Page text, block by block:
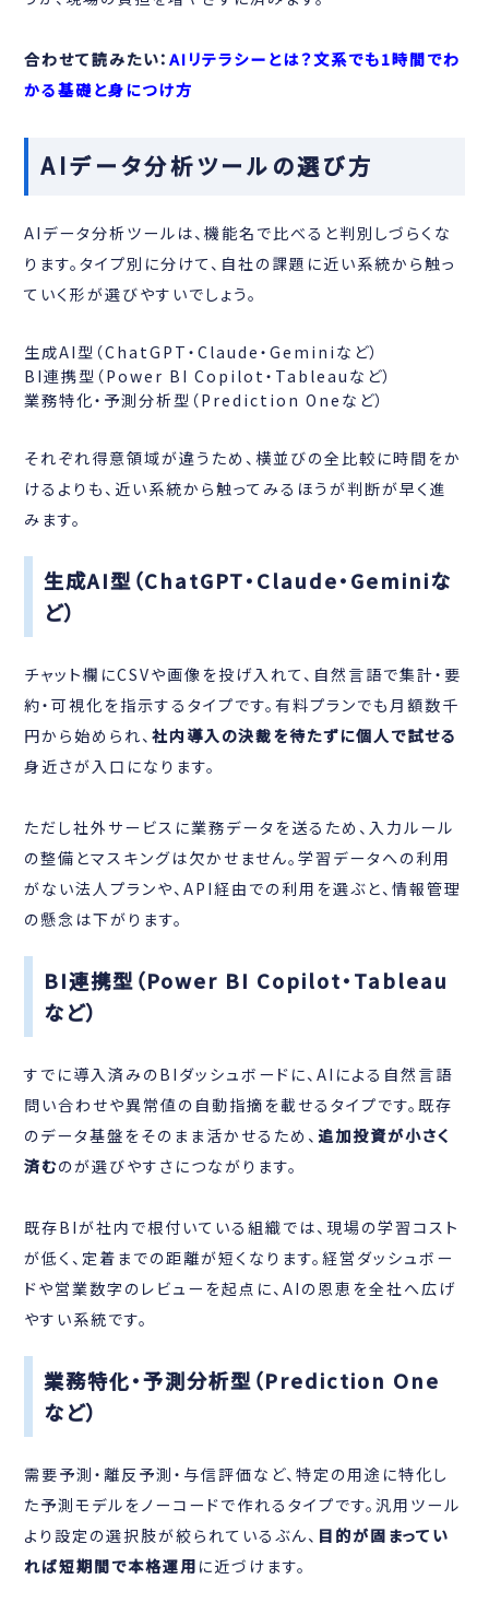
合わせて読みたい：AIリテラシーとは？文系でも1時間でわ
かる基礎と身につけ方
AIデータ分析ツールの選び方
AIデータ分析ツールは、機能名で比べると判別しづらくな
ります。タイプ別に分けて、自社の課題に近い系統から触っ
ていく形が選びやすいでしょう。
生成AI型（ChatGPT・Claude・Geminiなど）
BI連携型（Power BI Copilot・Tableauなど）
業務特化・予測分析型（Prediction Oneなど）
それぞれ得意領域が違うため、横並びの全比較に時間をか
けるよりも、近い系統から触ってみるほうが判断が早く進
みます。
生成AI型（ChatGPT・Claude・Geminiな
ど）
チャット欄にCSVや画像を投げ入れて、自然言語で集計・要
約・可視化を指示するタイプです。有料プランでも月額数千
円から始められ、社内導入の決裁を待たずに個人で試せる
身近さが入口になります。
ただし社外サービスに業務データを送るため、入力ルール
の整備とマスキングは欠かせません。学習データへの利用
がない法人プランや、API経由での利用を選ぶと、情報管理
の懸念は下がります。
BI連携型（Power BI Copilot・Tableau
など）
すでに導入済みのBIダッシュボードに、AIによる自然言語
問い合わせや異常値の自動指摘を載せるタイプです。既存
のデータ基盤をそのまま活かせるため、 追加投資が小さく
済むのが選びやすさにつながります。
既存BIが社内で根付いている組織では、現場の学習コスト
が低く、定着までの距離が短くなります。経営ダッシュボー
ドや営業数字のレビューを起点に、AIの恩恵を全社へ広げ
やすい系統です。
業務特化・予測分析型（Prediction One
など）
需要予測・離反予測・与信評価など、特定の用途に特化し
た予測モデルをノーコードで作れるタイプです。汎用ツール
より設定の選択肢が絞られているぶん、 目的が固まってい
れば短期間で本格運用 に近づけます。